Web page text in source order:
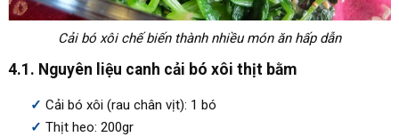
Cải bó xôi chế biến thành nhiều món ăn hấp dẫn
4.1. Nguyên liệu canh cải bó xôi thịt bằm
Cải bó xôi (rau chân vịt): 1 bó
Thịt heo: 200gr